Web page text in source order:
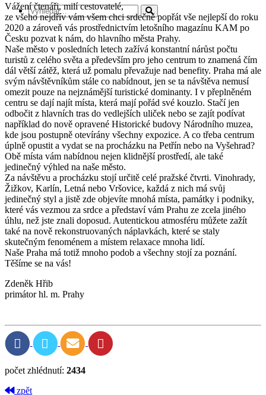
Vážení čtenáři, milí cestovatelé,
ze všeho nejdřív vám všem chci srdečně popřát vše nejlepší do roku
2020 a zároveň vás prostřednictvím letošního magazínu KAM po
Česku pozvat k nám, do hlavního města Prahy.
Naše město v posledních letech zažívá konstantní nárůst počtu
turistů z celého světa a především pro jeho centrum to znamená čím
dál větší zátěž, která už pomalu převažuje nad benefity. Praha má ale
svým návštěvníkům stále co nabídnout, jen se ta návštěva nemusí
omezit pouze na nejznámější turistické dominanty. I v přeplněném
centru se dají najít místa, která mají pořád své kouzlo. Stačí jen
odbočit z hlavních tras do vedlejších uliček nebo se zajít podívat
například do nově opravené Historické budovy Národního muzea,
kde jsou postupně otevírány všechny expozice. A co třeba centrum
úplně opustit a vydat se na procházku na Petřín nebo na Vyšehrad?
Obě místa vám nabídnou nejen klidnější prostředí, ale také
jedinečný výhled na naše město.
Za návštěvu a procházku stojí určitě celé pražské čtvrti. Vinohrady,
Žižkov, Karlín, Letná nebo Vršovice, každá z nich má svůj
jedinečný styl a jistě zde objevíte mnohá místa, památky i podniky,
které vás vezmou za srdce a představí vám Prahu ze zcela jiného
úhlu, než jste znali doposud. Autentickou atmosféru můžete zažít
také na nově rekonstruovaných náplavkách, které se staly
skutečným fenoménem a místem relaxace mnoha lidí.
Naše Praha má totiž mnoho podob a všechny stojí za poznání.
Těšíme se na vás!
Zdeněk Hřib
primátor hl. m. Prahy
počet zhlédnutí: 2434
zpět